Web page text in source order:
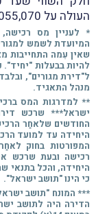
העולה על 6,055,070 ₪ – 10%.
* לעניין מס
המיועדת לשמש
שאין עִמה התחייבות
להיות בבעלות
ל"דירת מגורים",
מנהל התאגיד.
** למדרגות המס
החודשים שלאחַר
היחידה עד למועד
המפורטות בחוק
רכישה ובעת שרכש
כי הינו "תושב ישראל".
*** המונח "תושב
הדירה היה לתושב